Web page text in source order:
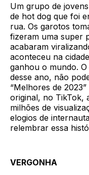
Um grupo de
de hot dog que foi
rua. Os garotos
fizeram uma super
acabaram
aconteceu na
ganhou o mundo.
desse ano, não
“Melhores de
original, no TikTok,
milhões de
elogios de
relembrar essa
VERGONHA